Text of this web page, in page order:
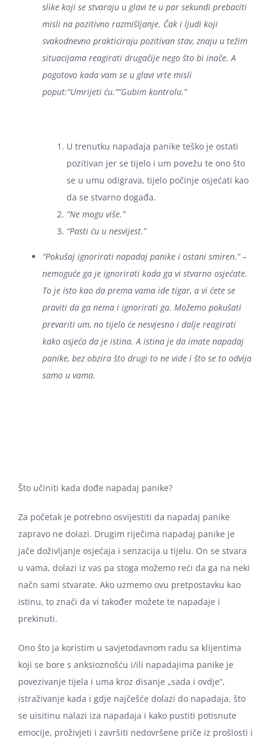
slike koji se stvaraju u glavi te u par sekundi prebaciti
misli na pozitivno razmišljanje. Čak i ljudi koji
svakodnevno prakticiraju pozitivan stav, znaju u težim
situacijama reagirati drugačije nego što bi inače. A
pogotovo kada vam se u glavi vrte misli
poput:“Umrijeti ću.”“Gubim kontrolu.”
U trenutku napadaja panike teško je ostati
pozitivan jer se tijelo i um povežu te ono što
se u umu odigrava, tijelo počinje osjećati kao
da se stvarno događa.
“Ne mogu više.”
“Pasti ću u nesvijest.”
“Pokušaj ignorirati napadaj panike i ostani smiren.”–
nemoguće ga je ignorirati kada ga vi stvarno osjećate.
To je isto kao da prema vama ide tigar, a vi ćete se
praviti da ga nema i ignorirati ga. Možemo pokušati
prevariti um, no tijelo će nesvjesno i dalje reagirati
kako osjeća da je istina. A istina je da imate napadaj
panike, bez obzira što drugi to ne vide i što se to odvija
samo u vama.
Što učiniti kada dođe napadaj panike?
Za početak je potrebno osvijestiti da napadaj panike
zapravo ne dolazi. Drugim riječima napadaj panike je
jače doživljanje osjećaja i senzacija u tijelu. On se stvara
u vama, dolazi iz vas pa stoga možemo reći da ga na neki
načn sami stvarate. Ako uzmemo ovu pretpostavku kao
istinu, to znači da vi također možete te napadaje i
prekinuti.
Ono što ja koristim u savjetodavnom radu sa klijentima
koji se bore s anksioznošću i/ili napadajima panike je
povezivanje tijela i uma kroz disanje „sada i ovdje“,
istraživanje kada i gdje najčešće dolazi do napadaja, što
se uisitinu nalazi iza napadaja i kako pustiti potisnute
emocije, proživjeti i završiti nedovršene priče iz prošlosti i